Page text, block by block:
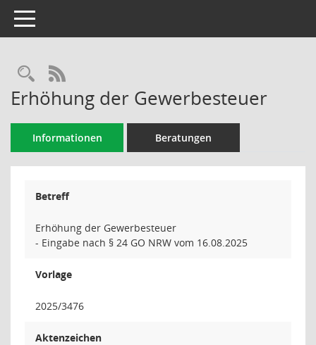
Toggle navigation
Rechercheauswahl
RSS-Feed
Erhöhung der Gewerbesteuer
Informationen Beratungen
Betreff
Erhöhung der Gewerbesteuer
- Eingabe nach § 24 GO NRW vom 16.08.2025
Vorlage
2025/3476
Aktenzeichen